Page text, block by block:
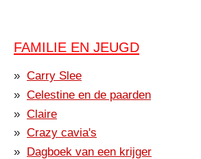
FAMILIE EN JEUGD
Carry Slee
Celestine en de paarden
Claire
Crazy cavia's
Dagboek van een krijger